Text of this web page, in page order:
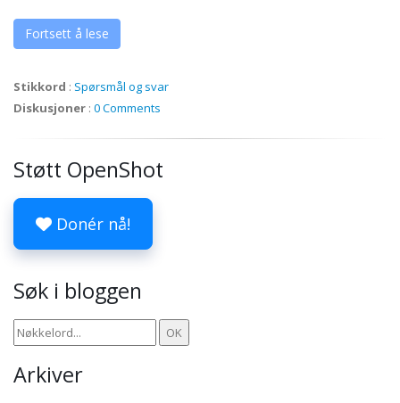
Fortsett å lese
Stikkord : Spørsmål og svar
Diskusjoner : 0 Comments
Støtt OpenShot
Donér nå!
Søk i bloggen
Arkiver